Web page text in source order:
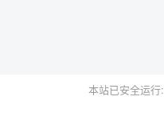
本站已安全运行: